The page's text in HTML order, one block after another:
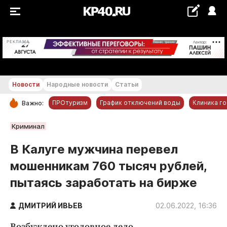
РЕКЛАМА +20...+21 °С
РУБРИКИ
Новости компаний
Статьи
Народные новости
Авто и транспорт
Новости Народные новости Статьи
Важно: ПРОтуризм График отключений воды Клиника
Криминал
В Калуге мужчина перевел
мошенникам 760 тысяч рублей,
пытаясь заработать на бирже
ДМИТРИЙ ИВЬЕВ 02.06.2022, 16:36